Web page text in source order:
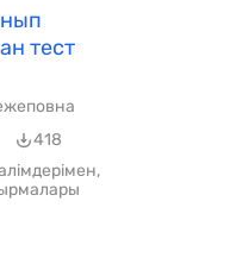
тест
418